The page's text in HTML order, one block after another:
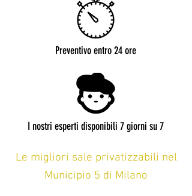
Preventivo entro 24 ore
I nostri esperti disponibili 7 giorni su 7
Le migliori sale privatizzabili nel
Municipio 5 di Milano